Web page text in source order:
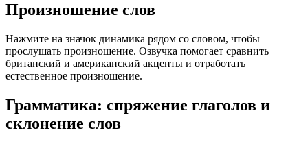
Произношение слов
Нажмите на значок динамика рядом со словом, чтобы
прослушать произношение. Озвучка помогает сравнить
британский и американский акценты и отработать
естественное произношение.
Грамматика: спряжение глаголов и
склонение слов